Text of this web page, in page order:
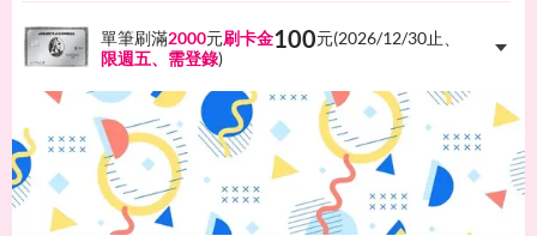
單筆刷滿2000元刷卡金100元(2026/12/30止、
限週五、需登錄)